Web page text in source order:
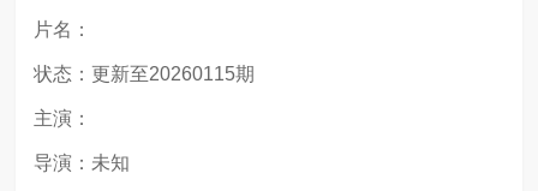
片名：
状态：更新至20260115期
主演：
导演：未知